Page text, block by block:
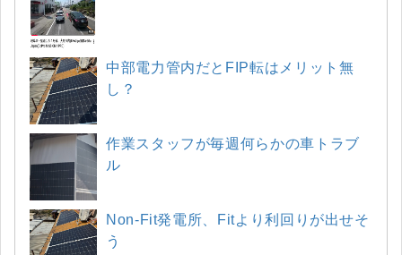
中部電力管内だとFIP転はメリット無
し？
作業スタッフが毎週何らかの車トラブ
ル
Non-Fit発電所、Fitより利回りが出せそ
う